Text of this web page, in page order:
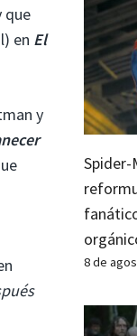
que
en El
y
Spider-
8 de